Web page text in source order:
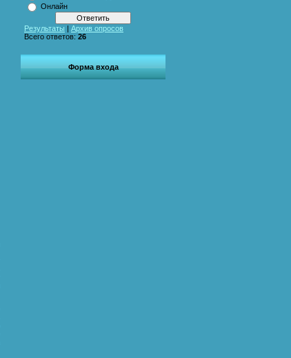
Онлайн
Результаты | Архив опросов
Всего ответов: 26
Форма входа